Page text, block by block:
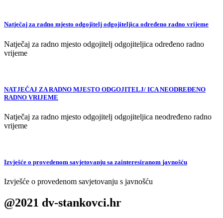
Natječaj za radno mjesto odgojitelj odgojiteljica određeno radno vrijeme
Natječaj za radno mjesto odgojitelj odgojiteljica određeno radno
vrijeme
NATJEČAJ ZA RADNO MJESTO ODGOJITELJ/ ICA NEODREĐENO
RADNO VRIJEME
Natječaj za radno mjesto odgojitelj odgojiteljica neodređeno radno
vrijeme
Izvješće o provedenom savjetovanju sa zainteresiranom javnošću
Izvješće o provedenom savjetovanju s javnošću
@2021 dv-stankovci.hr